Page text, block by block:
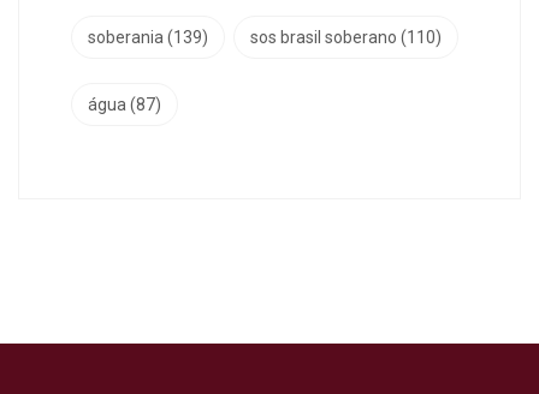
soberania(139) sos brasil soberano (110)
água(87)